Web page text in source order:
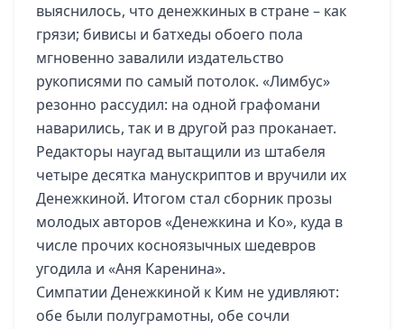
выяснилось, что денежкиных в стране – как
грязи; бивисы и батхеды обоего пола
мгновенно завалили издательство
рукописями по самый потолок. «Лимбус»
резонно рассудил: на одной графомани
наварились, так и в другой раз проканает.
Редакторы наугад вытащили из штабеля
четыре десятка манускриптов и вручили их
Денежкиной. Итогом стал сборник прозы
молодых авторов «Денежкина и Ко», куда в
числе прочих косноязычных шедевров
угодила и «Аня Каренина».
Симпатии Денежкиной к Ким не удивляют:
обе были полуграмотны, обе сочли